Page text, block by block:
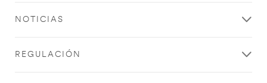
NOTICIAS
REGULACIÓN